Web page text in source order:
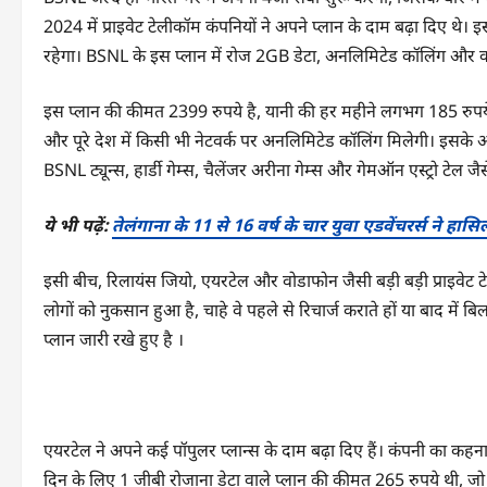
2024 में प्राइवेट टेलीकॉम कंपनियों ने अपने प्लान के दाम बढ़ा दिए
रहेगा। BSNL के इस प्लान में रोज 2GB डेटा, अनलिमिटेड कॉलिंग और
इस प्लान की कीमत 2399 रुपये है, यानी की हर महीने लगभग 185
और पूरे देश में किसी भी नेटवर्क पर अनलिमिटेड कॉलिंग मिलेगी। इसके
BSNL ट्यून्स, हार्डी गेम्स, चैलेंजर अरीना गेम्स और गेमऑन एस्ट्रो टेल
ये भी पढ़ें:तेलंगाना के 11 से 16 वर्ष के चार युवा एडवेंचरर्स ने
इसी बीच, रिलायंस जियो, एयरटेल और वोडाफोन जैसी बड़ी बड़ी
लोगों को नुकसान हुआ है, चाहे वे पहले से रिचार्ज कराते हों या बाद में
प्लान जारी रखे हुए है ।
एयरटेल ने अपने कई पॉपुलर प्लान्स के दाम बढ़ा दिए हैं। कंपनी का
दिन के लिए 1 जीबी रोजाना डेटा वाले प्लान की कीमत 265 रुपये थी,